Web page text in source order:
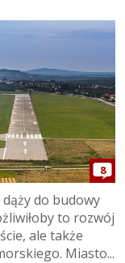
8
do budowy
to rozwój
ale także
Miasto...